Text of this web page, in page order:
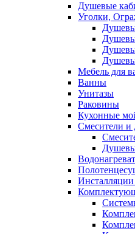
Душевые
Уголки,
Мебель для
Ванны
Унитазы
Раковины
Кухонные
Смесители и
Инсталляции